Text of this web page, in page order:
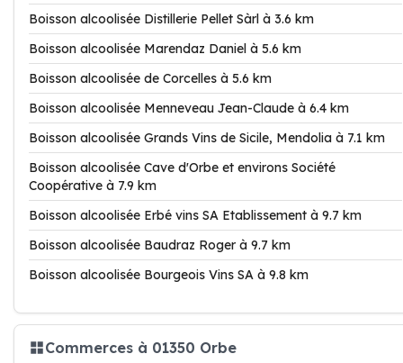
Boisson alcoolisée Distillerie Pellet Sàrl à 3.6 km
Boisson alcoolisée Marendaz Daniel à 5.6 km
Boisson alcoolisée de Corcelles à 5.6 km
Boisson alcoolisée Menneveau Jean-Claude à 6.4 km
Boisson alcoolisée Grands Vins de Sicile, Mendolia à 7.1 km
Boisson alcoolisée Cave d'Orbe et environs Société
Coopérative à 7.9 km
Boisson alcoolisée Erbé vins SA Etablissement à 9.7 km
Boisson alcoolisée Baudraz Roger à 9.7 km
Boisson alcoolisée Bourgeois Vins SA à 9.8 km
Commerces à 01350 Orbe